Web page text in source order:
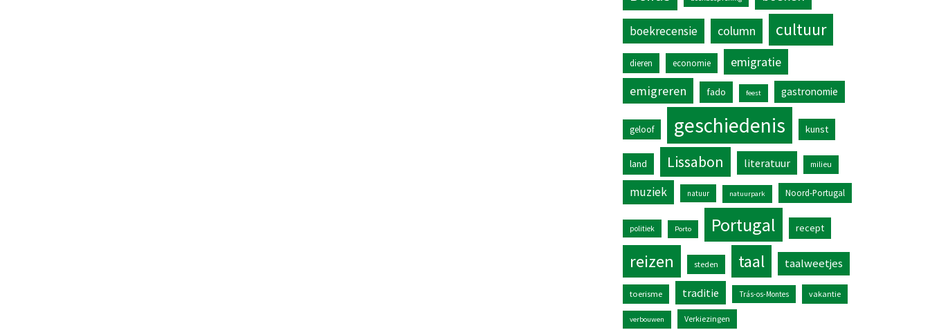
boekrecensie column cultuur
dieren economie
emigratie
emigreren
fado feest gastronomie
geloof geschiedenis kunst
land Lissabon literatuur milieu
muziek natuur natuurpark Noord-Portugal
politiek Porto Portugal recept
reizen steden taal taalweetjes
toerisme traditie Trás-os-Montes vakantie
verbouwen Verkiezingen